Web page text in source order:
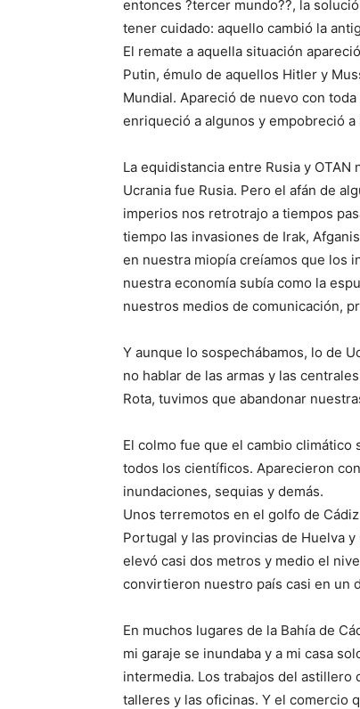
entonces ?tercer mundo??, la
tener cuidado: aquello cambió la
El remate a aquella situación
Putin, émulo de aquellos Hitler y
Mundial. Apareció de nuevo con
enriqueció a algunos y empobreció a
La equidistancia entre Rusia y
Ucrania fue Rusia. Pero el afán de
imperios nos retrotrajo a tiempos
tiempo las invasiones de Irak,
en nuestra miopía creíamos que los
nuestra economía subía como la
nuestros medios de comunicación,
Y aunque lo sospechábamos, lo de
no hablar de las armas y las
Rota, tuvimos que abandonar
El colmo fue que el cambio climático
todos los científicos. Aparecieron
inundaciones, sequias y demás.
Unos terremotos en el golfo de
Portugal y las provincias de Huelva
elevó casi dos metros y medio el
convirtieron nuestro país casi en un
En muchos lugares de la Bahía de
mi garaje se inundaba y a mi casa
intermedia. Los trabajos del astillero
talleres y las oficinas. Y el comercio